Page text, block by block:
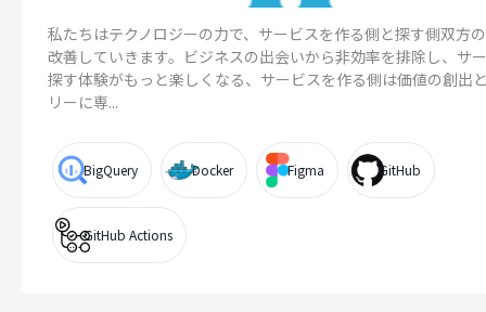
私たちはテクノロジーの力で、サービスを作る側と探す側双方
改善していきます。ビジネスの出会いから非効率を排除し、サ
探す体験がもっと楽しくなる、サービスを作る側は価値の創出
リーに専...
BigQuery Docker Figma GitHub
GitHub Actions